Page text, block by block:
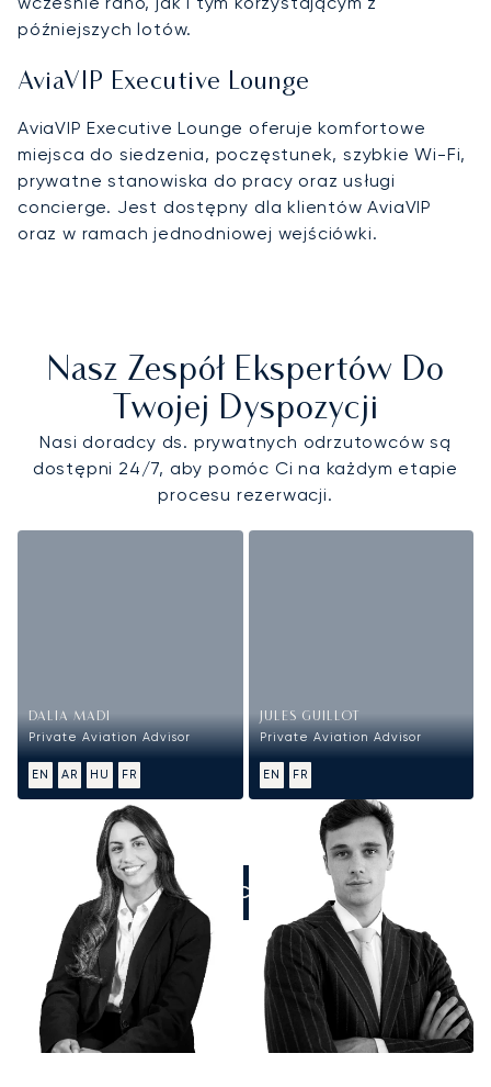
późniejszych lotów.
AviaVIP Executive Lounge
AviaVIP Executive Lounge oferuje komfortowe
miejsca do siedzenia, poczęstunek, szybkie Wi-Fi,
prywatne stanowiska do pracy oraz usługi
concierge. Jest dostępny dla klientów AviaVIP
oraz w ramach jednodniowej wejściówki.
Nasz Zespół Ekspertów Do
Twojej Dyspozycji
Nasi doradcy ds. prywatnych odrzutowców są
dostępni 24/7, aby pomóc Ci na każdym etapie
procesu rezerwacji.
DALIA MADI
Private Aviation Advisor
EN AR HU FR
JULES GUILLOT
Private Aviation Advisor
EN FR
ZADZWOŃCIE DO NAS